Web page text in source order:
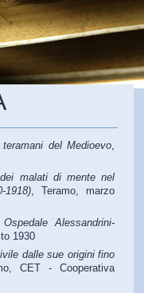
del Medioevo,
malati di mente nel
1918), Teramo, marzo
Alessandrini-
1930
dalle sue origini fino
CET - Cooperativa